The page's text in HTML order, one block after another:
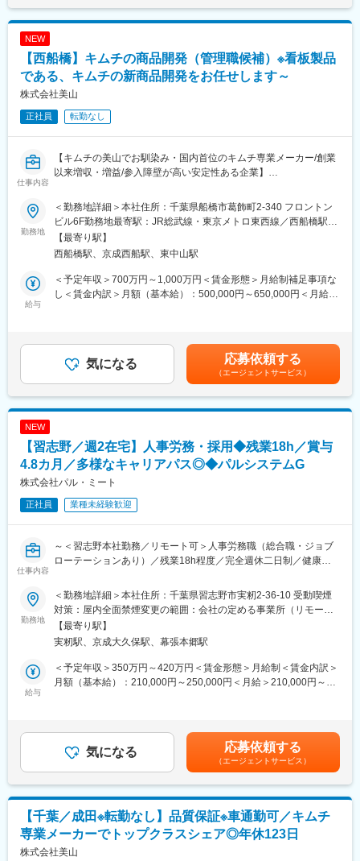
・新商品の試作及び開発 ・商品販売の企画立案
・商品市場のマーケティングリサーチ・FSSC22000認証等の書類
作成
場。乳酸菌培養設備等の新設設備を備え、ニーズに合わせた自社
■キムチ市場の今後：
健康志向・腸活ブーム、韓国食人気の高まりを受け、キムチは発
大し、今後も成長余地は大きいと見込まれています。この追い風
を受け、当社も売上140％成長と事業は極めて好調です。
■当社について：
業50年以上のキムチ専業メーカーです。国内でもトップクラスの
シェアを獲得し、大手スーパーをはじめ多くの販売網で取り扱わ
変更の範囲：会社の定める業務
NEW
【西船橋】キムチの商品開発（管理職候補）※看板製品
である、キムチの新商品開発をお任せします～
株式会社美山
正社員 転勤なし
仕事内容
【キムチの美山でお馴染み・国内首位のキムチ専業メーカー/創業
以来増収・増益/参入障壁が高い安定性ある企業】
■業務内容：
商品開発の役割を担っている部門にてマネジメント業務をお任せ
します。入社後すぐは弊社製品理解、部門の役割の理解を目的に
実務をお任せする予定です。また、マネジメント業務を主務にキ
ムチ以外の商品開発の検討もお任せしたいと考えております。
■職務詳細：
・市場調査およびトレンド分析を踏まえた商品企画
・海外市場のニーズを考慮したレシピ開発、フレーバー調整
・原料選定、試作、製造ラインテストの実施
■入社後すぐにお任せする実務
具体的には微生物、発酵、味の科学を中心とした基礎研究・応用
研究・商品開発します。同社の看板商品である、キムチの新商品
るべく、常においしいキムチを提供することがミッションです。
室長、係長、メンバーの三名で研究開発と商品開発を進めており
ます。今回は、商品開発専任担当として、また室長の後任となり
■当社の特徴：
◇キムチを中心とした韓国食品の製造・輸入販売事業を展開して
います。設立以来、増収増益を続け、急成長を遂げています。
り、大手スーパーなどでも販売されています。以前はOEM生産が
中心でしたが、テレビCMの放送や、自社製品の開発に注力するこ
を素早く実現できることも当社の強みです。
変更の範囲：会社の定める業務
勤務地
＜勤務地詳細＞本社住所：千葉県船橋市葛飾町2-340 フロントン
ビル6F勤務地最寄駅：JR総武線・東京メトロ東西線／西船橋駅受
動喫煙対策：屋内全面禁煙変更の範囲：会社の定める事業所
【最寄り駅】
西船橋駅、京成西船駅、東中山駅
給与
＜予定年収＞700万円～1,000万円＜賃金形態＞月給制補足事項な
し＜賃金内訳＞月額（基本給）：500,000円～650,000円＜月給＞
ります。月給(月額)は固定手当を含めた表記です。
気になる 応募依頼する
（エージェントサービス）
NEW
【習志野／週2在宅】人事労務・採用◆残業18h／賞与
4.8カ月／多様なキャリアパス◎◆パルシステムG
株式会社パル・ミート
正社員 業種未経験歓迎
仕事内容
～＜習志野本社勤務／リモート可＞人事労務職（総合職・ジョブ
ローテーションあり）／残業18h程度／完全週休二日制／健康経
システムG～
パルシステム生協のグループ会社として、畜産事業を担ってお
り、組合員に向けて、安心安全な畜産商品をお届けしている当社
にて、人事労務全般をお任せします。
■業務詳細：
ただけます。
入社後は先輩社員やベテラン社員から丁寧に業務を引き継ぎいた
します。将来的には主任、課長職として管理職も目指していただ
■組織構成：
管理部 総務課に配属となります。
総務課には現在5名が在籍しております。（30～50代、男性1：女
性4）
勤務地
＜勤務地詳細＞本社住所：千葉県習志野市実籾2-36-10 受動喫煙
対策：屋内全面禁煙変更の範囲：会社の定める事業所（リモート
ワーク含む）
【最寄り駅】
実籾駅、京成大久保駅、幕張本郷駅
給与
＜予定年収＞350万円～420万円＜賃金形態＞月給制＜賃金内訳＞
月額（基本給）：210,000円～250,000円＜月給＞210,000円～
す。月給(月額)は固定手当を含めた表記です。
気になる 応募依頼する
（エージェントサービス）
【千葉／成田※転勤なし】品質保証※車通勤可／キムチ
専業メーカーでトップクラスシェア◎年休123日
株式会社美山